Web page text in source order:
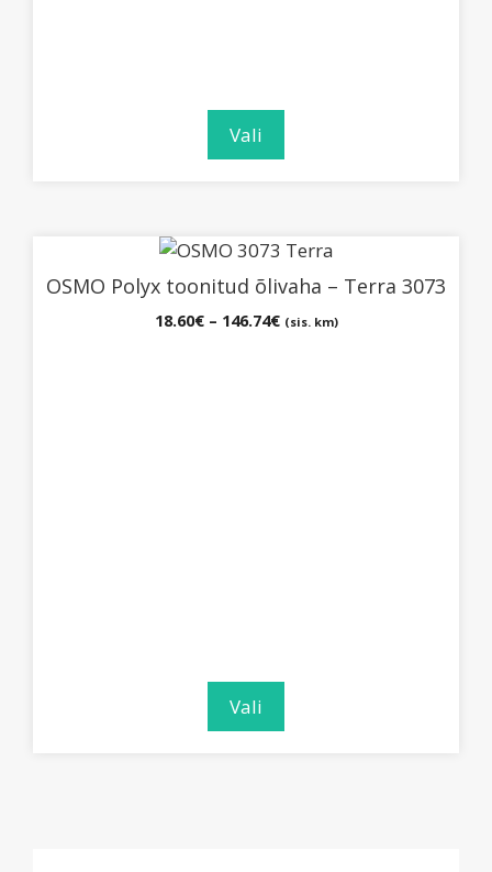
Vali
OSMO Polyx toonitud õlivaha – Terra 3073
18.60€ – 146.74€Hinnavahemik:
(sis. km)
Vali
tootel